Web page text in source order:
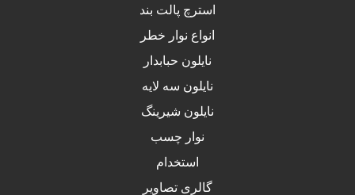
استرچ پالت بند
انواع نوار خطر
نایلون حبابدار
نایلون سه لایه
نایلون شیرینگ
نوار چسب
استخدام
گالری تصاویر